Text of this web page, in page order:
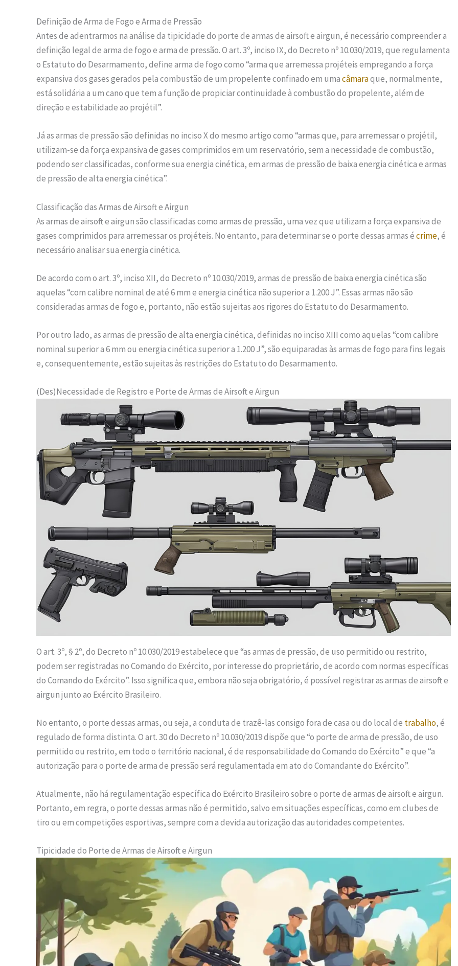
Definição de Arma de Fogo e Arma de Pressão
Antes de adentrarmos na análise da tipicidade do porte de armas de airsoft e airgun, é necessário compreender a
definição legal de arma de fogo e arma de pressão. O art. 3º, inciso IX, do Decreto nº 10.030/2019, que regulamenta
o Estatuto do Desarmamento, define arma de fogo como “arma que arremessa projéteis empregando a força
expansiva dos gases gerados pela combustão de um propelente confinado em umacâmaraque, normalmente,
está solidária a um cano que tem a função de propiciar continuidade à combustão do propelente, além de
direção e estabilidade ao projétil”.
Já as armas de pressão são definidas no inciso X do mesmo artigo como “armas que, para arremessar o projétil,
utilizam-se da força expansiva de gases comprimidos em um reservatório, sem a necessidade de combustão,
podendo ser classificadas, conforme sua energia cinética, em armas de pressão de baixa energia cinética e armas
de pressão de alta energia cinética”.
Classificação das Armas de Airsoft e Airgun
As armas de airsoft e airgun são classificadas como armas de pressão, uma vez que utilizam a força expansiva de
gases comprimidos para arremessar os projéteis. No entanto, para determinar se o porte dessas armas écrime, é
necessário analisar sua energia cinética.
De acordo com o art. 3º, inciso XII, do Decreto nº 10.030/2019, armas de pressão de baixa energia cinética são
aquelas “com calibre nominal de até 6 mm e energia cinética não superior a 1.200 J”. Essas armas não são
consideradas armas de fogo e, portanto, não estão sujeitas aos rigores do Estatuto do Desarmamento.
Por outro lado, as armas de pressão de alta energia cinética, definidas no inciso XIII como aquelas “com calibre
nominal superior a 6 mm ou energia cinética superior a 1.200 J”, são equiparadas às armas de fogo para fins legais
e, consequentemente, estão sujeitas às restrições do Estatuto do Desarmamento.
(Des)Necessidade de Registro e Porte de Armas de Airsoft e Airgun
O art. 3º, § 2º, do Decreto nº 10.030/2019 estabelece que “as armas de pressão, de uso permitido ou restrito,
podem ser registradas no Comando do Exército, por interesse do proprietário, de acordo com normas específicas
do Comando do Exército”. Isso significa que, embora não seja obrigatório, é possível registrar as armas de airsoft e
airgun junto ao Exército Brasileiro.
No entanto, o porte dessas armas, ou seja, a conduta de trazê-las consigo fora de casa ou do local de trabalho, é
regulado de forma distinta. O art. 30 do Decreto nº 10.030/2019 dispõe que “o porte de arma de pressão, de uso
permitido ou restrito, em todo o território nacional, é de responsabilidade do Comando do Exército” e que “a
autorização para o porte de arma de pressão será regulamentada em ato do Comandante do Exército”.
Atualmente, não há regulamentação específica do Exército Brasileiro sobre o porte de armas de airsoft e airgun.
Portanto, em regra, o porte dessas armas não é permitido, salvo em situações específicas, como em clubes de
tiro ou em competições esportivas, sempre com a devida autorização das autoridades competentes.
Tipicidade do Porte de Armas de Airsoft e Airgun